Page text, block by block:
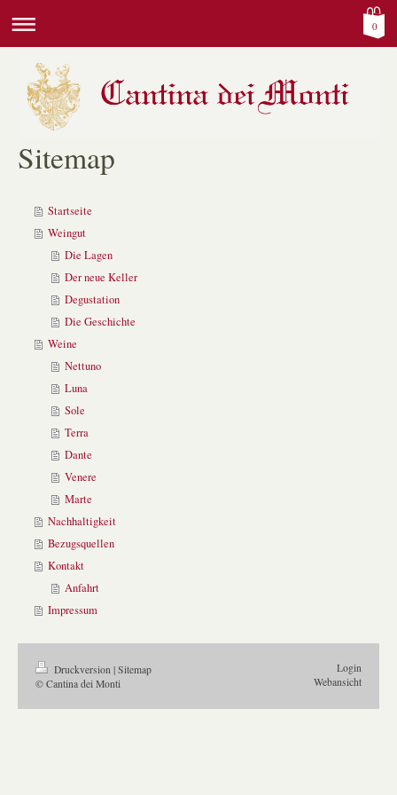
0
Sitemap
Startseite
Weingut
Die Lagen
Der neue Keller
Degustation
Die Geschichte
Weine
Nettuno
Luna
Sole
Terra
Dante
Venere
Marte
Nachhaltigkeit
Bezugsquellen
Kontakt
Anfahrt
Impressum
Druckversion | Sitemap
© Cantina dei Monti
Login
Webansicht